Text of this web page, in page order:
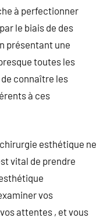
à perfectionner
le biais de des
présentant une
toutes les
connaître les
à ces
esthétique ne
vital de prendre
vos
attentes , et vous